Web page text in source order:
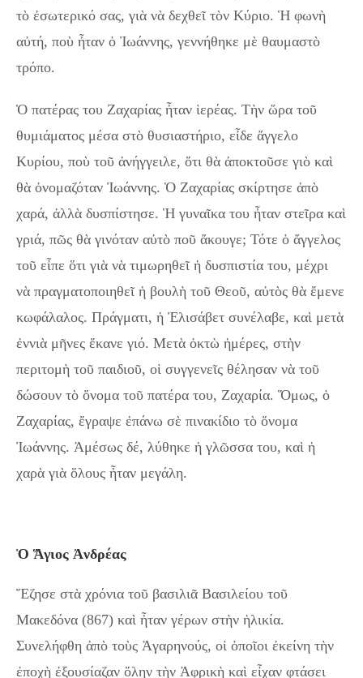
τὸ ἐσωτερικό σας, γιὰ νὰ δεχθεῖ τὸν Κύριο. Ἡ φωνὴ
αὐτή, ποὺ ἦταν ὁ Ἰωάννης, γεννήθηκε μὲ θαυμαστὸ
τρόπο.
Ὁ πατέρας του Ζαχαρίας ἦταν ἱερέας. Τὴν ὥρα τοῦ
θυμιάματος μέσα στὸ θυσιαστήριο, εἶδε ἄγγελο
Κυρίου, ποὺ τοῦ ἀνήγγειλε, ὅτι θὰ ἀποκτοῦσε γιὸ καὶ
θὰ ὀνομαζόταν Ἰωάννης. Ὁ Ζαχαρίας σκίρτησε ἀπὸ
χαρά, ἀλλὰ δυσπίστησε. Ἡ γυναῖκα του ἦταν στεῖρα καὶ
γριά, πῶς θὰ γινόταν αὐτὸ ποῦ ἄκουγε; Τότε ὁ ἄγγελος
τοῦ εἶπε ὅτι γιὰ νὰ τιμωρηθεῖ ἡ δυσπιστία του, μέχρι
νὰ πραγματοποιηθεῖ ἡ βουλὴ τοῦ Θεοῦ, αὐτὸς θὰ ἔμενε
κωφάλαλος. Πράγματι, ἡ Ἐλισάβετ συνέλαβε, καὶ μετὰ
ἐννιὰ μῆνες ἔκανε γιό. Μετὰ ὀκτὼ ἡμέρες, στὴν
περιτομὴ τοῦ παιδιοῦ, οἱ συγγενεῖς θέλησαν νὰ τοῦ
δώσουν τὸ ὄνομα τοῦ πατέρα του, Ζαχαρία. Ὅμως, ὁ
Ζαχαρίας, ἔγραψε ἐπάνω σὲ πινακίδιο τὸ ὄνομα
Ἰωάννης. Ἀμέσως δέ, λύθηκε ἡ γλῶσσα του, καὶ ἡ
χαρὰ γιὰ ὅλους ἦταν μεγάλη.
Ὁ Ἅγιος Ἀνδρέας
Ἔζησε στὰ χρόνια τοῦ βασιλιᾶ Βασιλείου τοῦ
Μακεδόνα (867) καὶ ἦταν γέρων στὴν ἡλικία.
Συνελήφθη ἀπὸ τοὺς Ἀγαρηνούς, οἱ ὁποῖοι ἐκείνη τὴν
ἐποχὴ ἐξουσίαζαν ὅλην τὴν Ἀφρικὴ καὶ εἶχαν φτάσει